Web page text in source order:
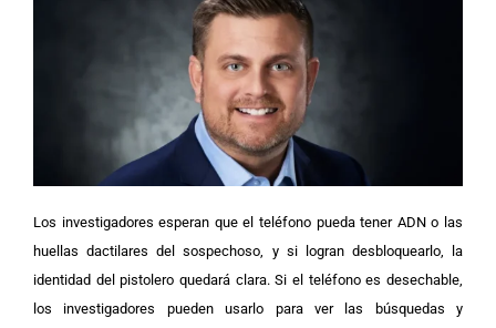
Los investigadores esperan que el teléfono pueda tener ADN o las
huellas dactilares del sospechoso, y si logran desbloquearlo, la
identidad del pistolero quedará clara. Si el teléfono es desechable,
los investigadores pueden usarlo para ver las búsquedas y